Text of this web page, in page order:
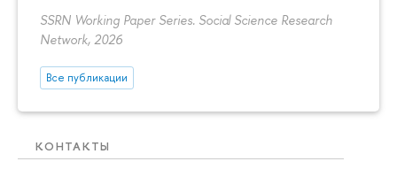
SSRN Working Paper Series. Social Science Research
Network, 2026
Все публикации
КОНТАКТЫ